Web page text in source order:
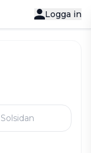
Logga in